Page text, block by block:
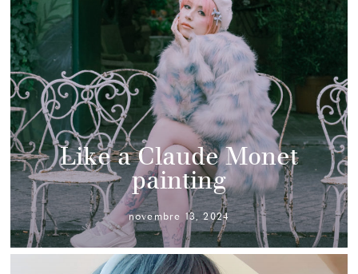
Like a Claude Monet
painting
novembre 13, 2024